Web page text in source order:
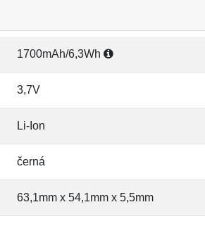
1700mAh/6,3Wh
3,7V
Li-Ion
černá
63,1mm x 54,1mm x 5,5mm